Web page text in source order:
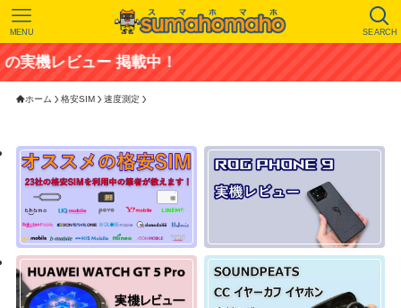
SEARCH
MENU
ュー 掲載中！
ホーム 格安SIM 速度測定